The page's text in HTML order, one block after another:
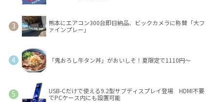
熊本にエアコン300台即日納品、ビックカメラに称賛「大フ
ァインプレー」
「鬼おろし牛タン丼」がおいしそ！夏限定で1110円～
USB-Cだけで使える9.2型サブディスプレイ登場 HDMI不要
でPCケース内にも設置可能